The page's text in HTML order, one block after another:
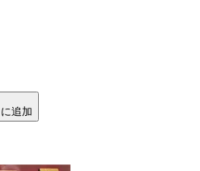
追加